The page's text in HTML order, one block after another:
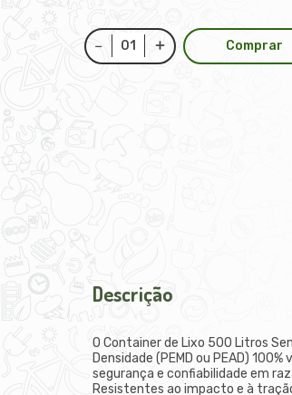
Comprar
Descrição
O Container de Lixo 500 Litros
Densidade (PEMD ou PEAD)
segurança e confiabilidade em
Resistentes ao impacto e à